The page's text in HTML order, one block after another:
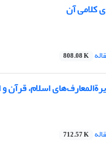
کلامی آن
808.08 K
اسلام، قرآن
712.57 K